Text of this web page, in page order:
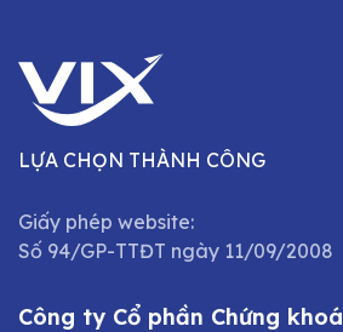
LỰA CHỌN THÀNH CÔNG
Giấy phép website:
Số 94/GP-TTĐT ngày 11/09/2008
Công ty Cổ phần Chứng